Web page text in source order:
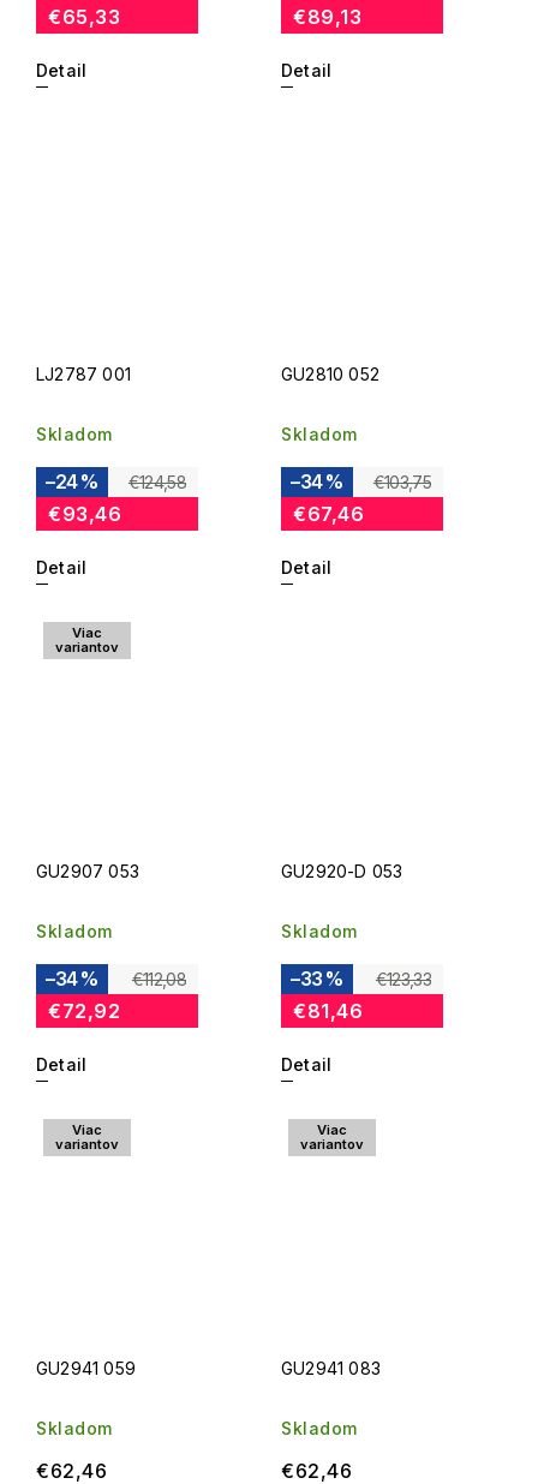
€65,33
Detail
€89,13
Detail
LJ2787 001
Skladom
€124,58
–24 %
€93,46
Detail
GU2810 052
Skladom
€103,75
–34 %
€67,46
Detail
Viac
variantov
GU2907 053
Skladom
€112,08
–34 %
€72,92
Detail
GU2920-D 053
Skladom
€123,33
–33 %
€81,46
Detail
Viac
variantov
GU2941 059
Skladom
€62,46
Viac
variantov
GU2941 083
Skladom
€62,46